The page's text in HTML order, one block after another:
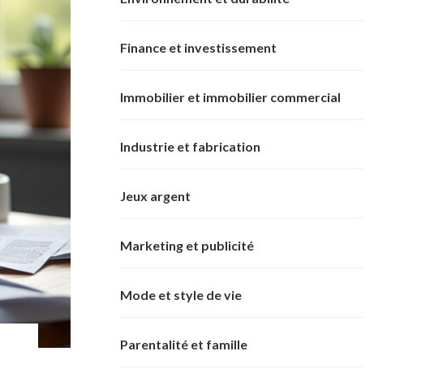
Finance et investissement
Immobilier et immobilier commercial
Industrie et fabrication
Jeux argent
Marketing et publicité
Mode et style de vie
Parentalité et famille